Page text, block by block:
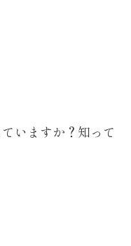
いますか？知って